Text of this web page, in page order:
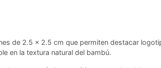
de 2.5 x 2.5 cm que permiten destacar
en la textura natural del bambú.